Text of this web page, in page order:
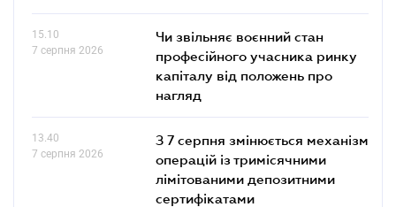
15.10
7 серпня 2026
Чи звільняє воєнний стан
професійного учасника ринку
капіталу від положень про
нагляд
13.40
7 серпня 2026
З 7 серпня змінюється механізм
операцій із тримісячними
лімітованими депозитними
сертифікатами